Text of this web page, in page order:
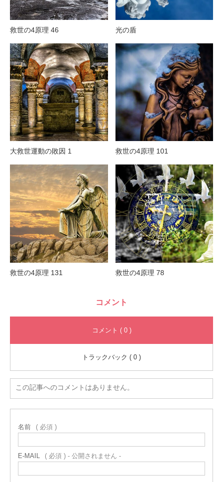
救世の4原理 46 光の盾
大救世運動の敗因 1 救世の4原理 101
救世の4原理 131 救世の4原理 78
コメント
コメント ( 0 )
トラックバック ( 0 )
この記事へのコメントはありません。
名前 ( 必須 )
E-MAIL ( 必須 ) - 公開されません -